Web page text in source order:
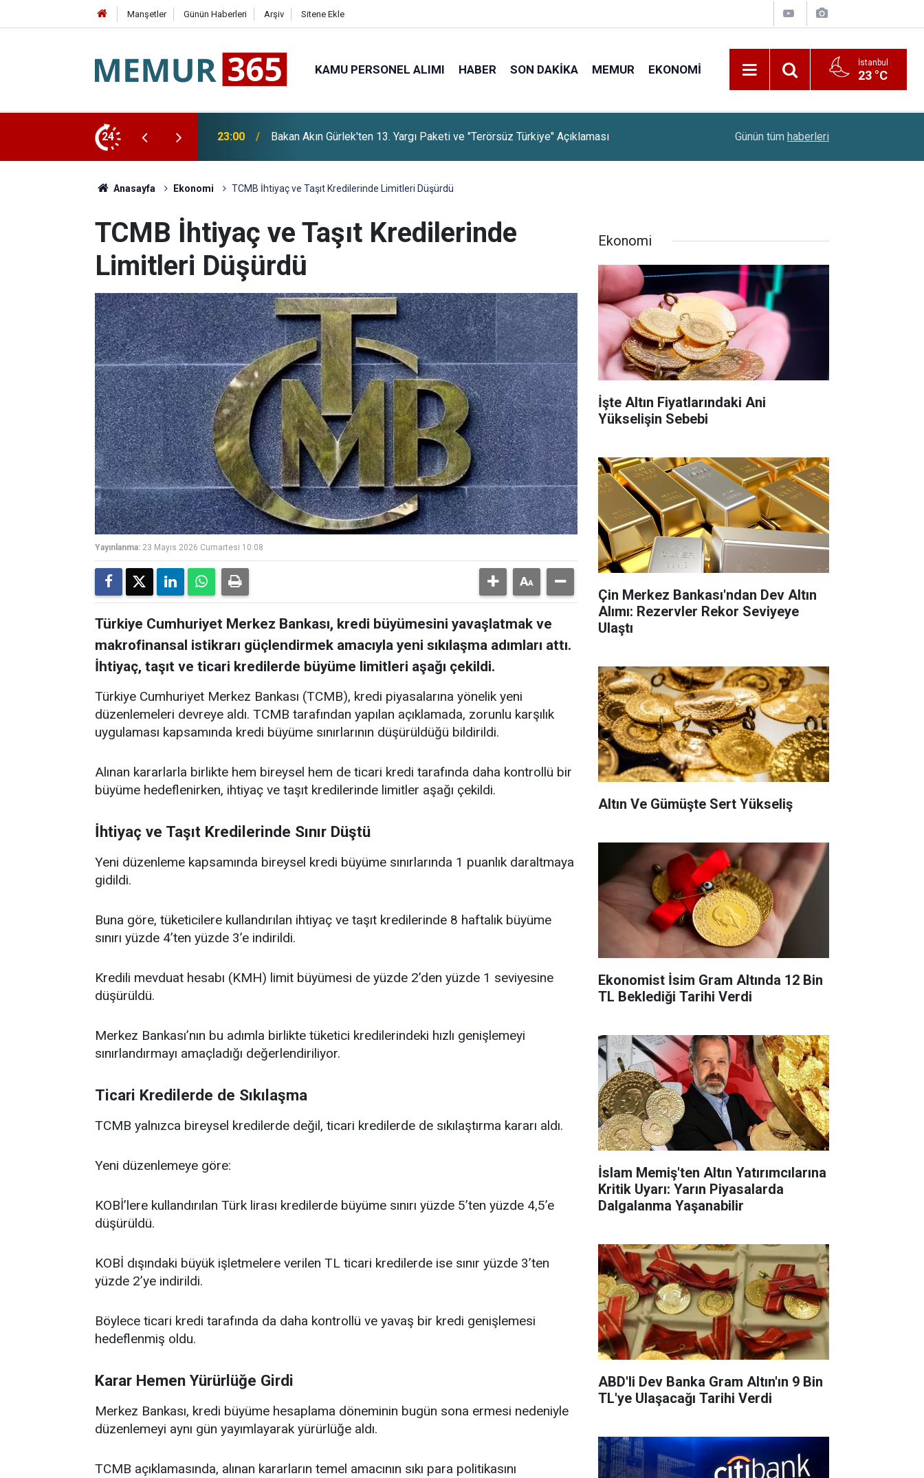
Manşetler Günün Haberleri Arşiv Sitene Ekle
KAMU PERSONEL ALIMI HABER SON DAKIKA MEMUR EKONOMI İstanbul
23 °C
24
ve "Terörsüz Türkiye" Açıklaması 22:36 YENİ Parti, Dayanışma Kampanyasında 9 Günlük Bağış Tutarını Açıkladı Çiftçilere 688,2 Milyon Liralık Destek Ödemesi
Günün tüm haberleri
Anasayfa Ekonomi TCMB İhtiyaç ve Taşıt Kredilerinde Limitleri Düşürdü
TCMB İhtiyaç ve Taşıt Kredilerinde
Limitleri Düşürdü
Yayınlanma: 23 Mayıs 2026 Cumartesi 10:08
Türkiye Cumhuriyet Merkez Bankası, kredi büyümesini yavaşlatmak ve
makrofinansal istikrarı güçlendirmek amacıyla yeni sıkılaşma adımları attı.
İhtiyaç, taşıt ve ticari kredilerde büyüme limitleri aşağı çekildi.
Türkiye Cumhuriyet Merkez Bankası (TCMB), kredi piyasalarına yönelik yeni
düzenlemeleri devreye aldı. TCMB tarafından yapılan açıklamada, zorunlu karşılık
uygulaması kapsamında kredi büyüme sınırlarının düşürüldüğü bildirildi.
Alınan kararlarla birlikte hem bireysel hem de ticari kredi tarafında daha kontrollü bir
büyüme hedeflenirken, ihtiyaç ve taşıt kredilerinde limitler aşağı çekildi.
İhtiyaç ve Taşıt Kredilerinde Sınır Düştü
Yeni düzenleme kapsamında bireysel kredi büyüme sınırlarında 1 puanlık daraltmaya
gidildi.
Buna göre, tüketicilere kullandırılan ihtiyaç ve taşıt kredilerinde 8 haftalık büyüme
sınırı yüzde 4’ten yüzde 3’e indirildi.
Kredili mevduat hesabı (KMH) limit büyümesi de yüzde 2’den yüzde 1 seviyesine
düşürüldü.
Merkez Bankası’nın bu adımla birlikte tüketici kredilerindeki hızlı genişlemeyi
sınırlandırmayı amaçladığı değerlendiriliyor.
Ticari Kredilerde de Sıkılaşma
TCMB yalnızca bireysel kredilerde değil, ticari kredilerde de sıkılaştırma kararı aldı.
Yeni düzenlemeye göre:
KOBİ’lere kullandırılan Türk lirası kredilerde büyüme sınırı yüzde 5’ten yüzde 4,5’e
düşürüldü.
KOBİ dışındaki büyük işletmelere verilen TL ticari kredilerde ise sınır yüzde 3’ten
yüzde 2’ye indirildi.
Böylece ticari kredi tarafında da daha kontrollü ve yavaş bir kredi genişlemesi
hedeflenmiş oldu.
Karar Hemen Yürürlüğe Girdi
Merkez Bankası, kredi büyüme hesaplama döneminin bugün sona ermesi nedeniyle
düzenlemeyi aynı gün yayımlayarak yürürlüğe aldı.
TCMB açıklamasında, alınan kararların temel amacının sıkı para politikasını
Ekonomi
İşte Altın Fiyatlarındaki Ani
Yükselişin Sebebi
Çin Merkez Bankası'ndan Dev Altın
Alımı: Rezervler Rekor Seviyeye
Ulaştı
Altın Ve Gümüşte Sert Yükseliş
Ekonomist İsim Gram Altında 12 Bin
TL Beklediği Tarihi Verdi
İslam Memiş'ten Altın Yatırımcılarına
Kritik Uyarı: Yarın Piyasalarda
Dalgalanma Yaşanabilir
ABD'li Dev Banka Gram Altın'ın 9 Bin
TL'ye Ulaşacağı Tarihi Verdi